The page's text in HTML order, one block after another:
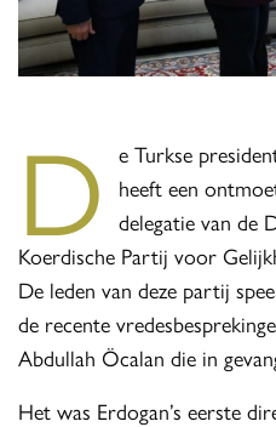
D
e Turkse
heeft een
delegatie van de
Koerdische Partij voor
De leden van deze partij
de recente
Abdullah Öcalan die in
Het was Erdogan’s eerste